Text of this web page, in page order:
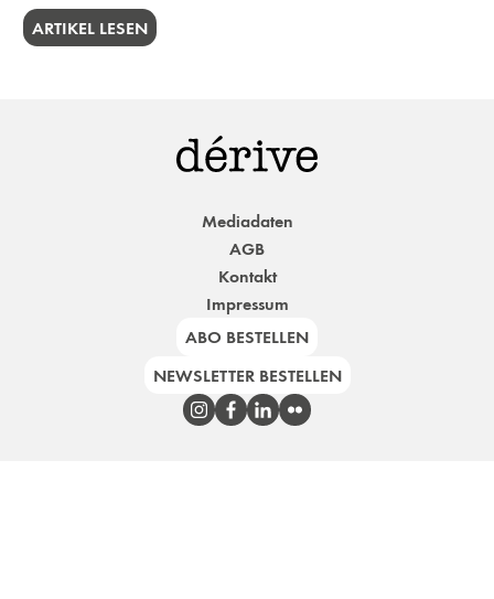
ARTIKEL LESEN
Mediadaten
AGB
Kontakt
Impressum
ABO BESTELLEN
NEWSLETTER BESTELLEN